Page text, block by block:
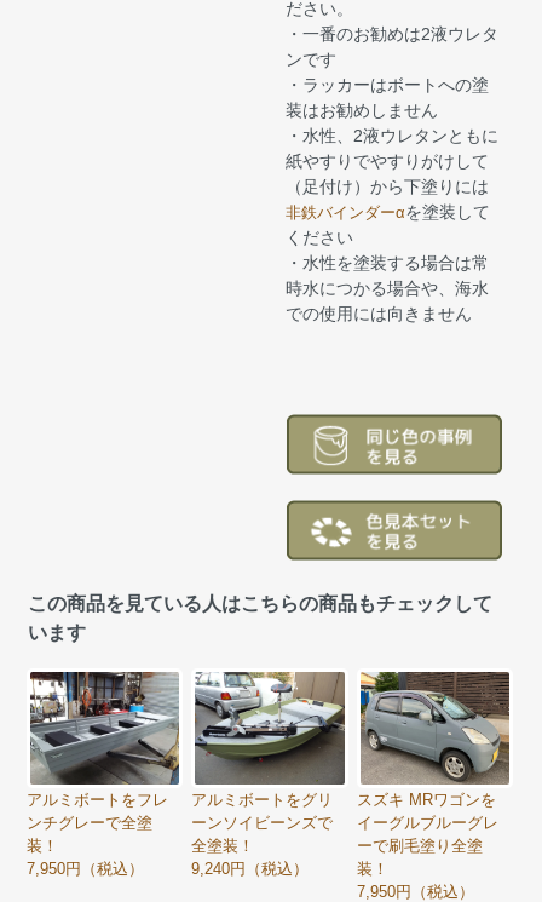
ださい。
・一番のお勧めは2液ウレタ
ンです
・ラッカーはボートへの塗
装はお勧めしません
・水性、2液ウレタンともに
紙やすりでやすりがけして
（足付け）から下塗りには
非鉄バインダーαを塗装して
ください
・水性を塗装する場合は常
時水につかる場合や、海水
での使用には向きません
この商品を見ている人はこちらの商品もチェックして
います
アルミボートをフレ
ンチグレーで全塗
装！
7,950円（税込）
アルミボートをグリ
ーンソイビーンズで
全塗装！
9,240円（税込）
スズキ MRワゴンを
イーグルブルーグレ
ーで刷毛塗り全塗
装！
7,950円（税込）